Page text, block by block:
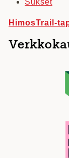
HimosTrail-